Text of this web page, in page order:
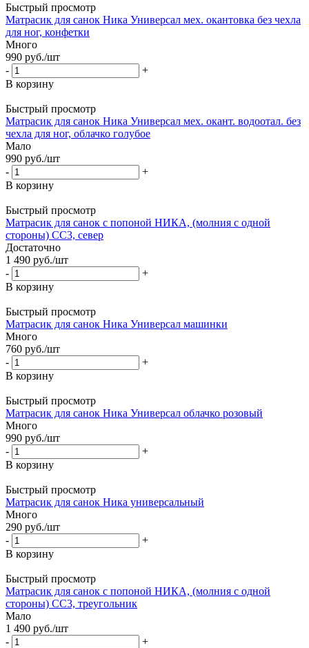
Быстрый просмотр
Матрасик для санок Ника Универсал мех. окантовка без чехла
для ног, конфетки
Много
990 руб./шт
-
+
В корзину
Быстрый просмотр
Матрасик для санок Ника Универсал мех. окант. водоотал. без
чехла для ног, облачко голубое
Мало
990 руб./шт
-
+
В корзину
Быстрый просмотр
Матрасик для санок с попоной НИКА, (молния с одной
стороны) СС3, север
Достаточно
1 490 руб./шт
-
+
В корзину
Быстрый просмотр
Матрасик для санок Ника Универсал машинки
Много
760 руб./шт
-
+
В корзину
Быстрый просмотр
Матрасик для санок Ника Универсал облачко розовый
Много
990 руб./шт
-
+
В корзину
Быстрый просмотр
Матрасик для санок Ника универсальный
Много
290 руб./шт
-
+
В корзину
Быстрый просмотр
Матрасик для санок с попоной НИКА, (молния с одной
стороны) СС3, треугольник
Мало
1 490 руб./шт
-
+